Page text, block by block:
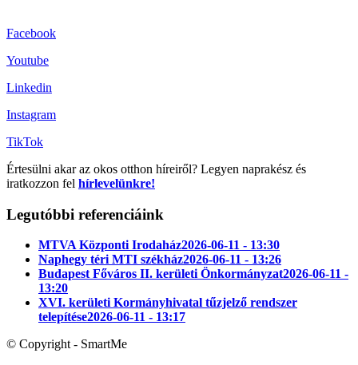
Facebook
Youtube
Linkedin
Instagram
TikTok
Értesülni akar az okos otthon híreiről? Legyen naprakész és
iratkozzon fel hírlevelünkre!
Legutóbbi referenciáink
MTVA Központi Irodaház2026-06-11 - 13:30
Naphegy téri MTI székház2026-06-11 - 13:26
Budapest Főváros II. kerületi Önkormányzat2026-06-11 -
13:20
XVI. kerületi Kormányhivatal tűzjelző rendszer
telepítése2026-06-11 - 13:17
© Copyright - SmartMe